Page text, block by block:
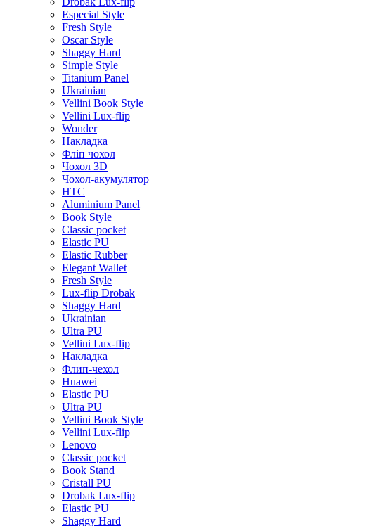
Especial Style
Fresh Style
Oscar Style
Shaggy Hard
Simple Style
Titanium Panel
Ukrainian
Vellini Book Style
Vellini Lux-flip
Wonder
Накладка
Фліп чохол
Чохол 3D
Чохол-акумулятор
HTC
Aluminium Panel
Book Style
Classic pocket
Elastic PU
Elastic Rubber
Elegant Wallet
Fresh Style
Lux-flip Drobak
Shaggy Hard
Ukrainian
Ultra PU
Vellini Lux-flip
Накладка
Флип-чехол
Huawei
Elastic PU
Ultra PU
Vellini Book Style
Vellini Lux-flip
Lenovo
Classic pocket
Book Stand
Cristall PU
Drobak Lux-flip
Elastic PU
Shaggy Hard